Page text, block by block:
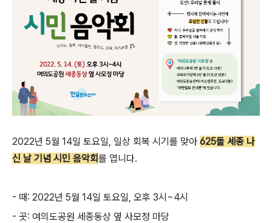
2022년 5월 14일 토요일, 일상 회복 시기를 맞아 625돌 세종 나
신 날 기념 시민 음악회를 엽니다.
- 때: 2022년 5월 14일 토요일, 오후 3시~4시
- 곳: 여의도공원 세종동상 옆 사모정 마당